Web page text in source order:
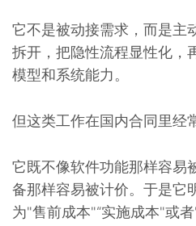
它不是被动接需求，而是主
拆开，把隐性流程显性化，
模型和系统能力。
但这类工作在国内合同里经
它既不像软件功能那样容易
备那样容易被计价。于是它
为"售前成本"“实施成本"或